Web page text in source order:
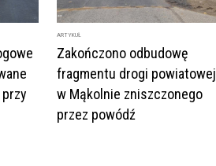
ARTYKUŁ
Zakończono odbudowę
fragmentu drogi powiatowej
w Mąkolnie zniszczonego
przez powódź